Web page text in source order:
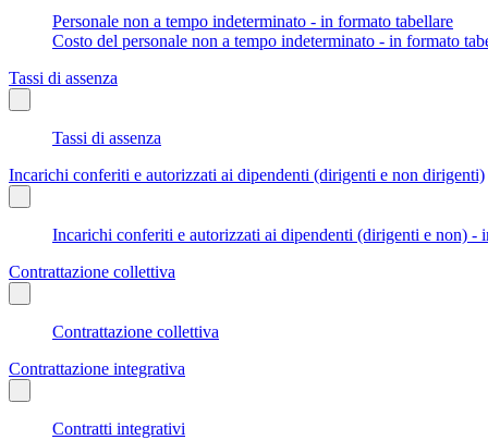
Personale non a tempo indeterminato - in formato tabellare
Costo del personale non a tempo indeterminato - in formato
Tassi di assenza
Tassi di assenza
Incarichi conferiti e autorizzati ai dipendenti (dirigenti e non dirigenti)
Incarichi conferiti e autorizzati ai dipendenti (dirigenti e non) -
Contrattazione collettiva
Contrattazione collettiva
Contrattazione integrativa
Contratti integrativi